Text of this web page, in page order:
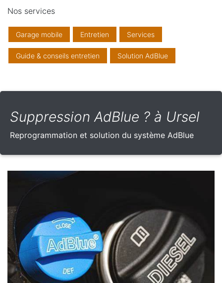
Nos services
Garage mobile Entretien Services
Guide & conseils entretien Solution AdBlue
Suppression AdBlue ? à Ursel
Reprogrammation et solution du système AdBlue